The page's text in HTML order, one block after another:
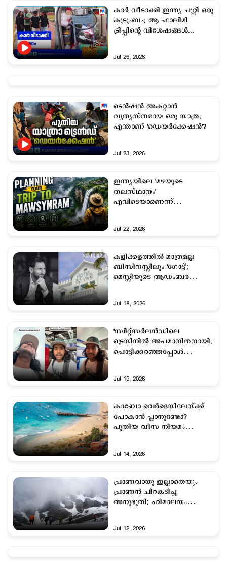
കാർ വീടാക്കി ഇന്ത്യ ചുറ്റി ഒരു
കുടുംബം; ആ ഫാലിമി
ട്രിപ്പിന്‍റെ വിശേഷങ്ങൾ...
Jul 26, 2026
ടെൻഷൻ അകറ്റാൻ
വ്യത്യസ്തമായ ഒരു യാത്ര;
എന്താണ് 'ഡെയർക്കേഷൻ'?
Jul 23, 2026
ഇന്ത്യയിലെ 'മഴയുടെ
തലസ്ഥാനം'
എവിടെയാണെന്ന്
മൗസിൻറാമിന്റെ അത്ഭുത
കേട്ടിട്ടുണ്ടോ ?
Jul 22, 2026
കളിക്കളത്തില്‍ മാത്രമല്ല
ബിസിനസ്സിലും 'ഗോട്ട്';
മെസ്സിയുടെ ആഡംബര
Jul 18, 2026
'സ്വിറ്റ്സര്‍ലന്‍ഡിലെ
ട്രെയിനില്‍ അപമാനിതനായി;
പൊട്ടിക്കരഞ്ഞപ്പോള്‍
Jul 15, 2026
കാബോ വെർദെയിലേയ്ക്ക്
പോകാൻ പ്ലാനുണ്ടോ?
പുതിയ വീസ നിയമം
Jul 14, 2026
പ്രാണവായു ഇല്ലാതെയും
പ്രാണന്‍ ചിറകടിച്ച
അനുഭൂതി; ഹിമാലയം
Jul 12, 2026